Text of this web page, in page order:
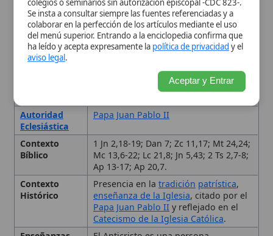
Ap 13-17; Ap 20,7.
Contexto
Histórico
Presencia en latradición patrística ,
enseñanza de la Iglesia, citado por el
Papa Juan Pablo IIy reflejado en el
Catecismo de la Iglesia Católica.
El Anticristo es una persona
individual; actúa como falso Cristo
mediante engaño, magia eidolatría;
hora' y al 'misterio de iniquidad'; la
Iglesiadebe mantenerse vigilante
ante su influencia.
Importancia
Eclesial
Elemento central de laescatología
católica y de la doctrina sobre el
engaño final antes de la segunda
venida de Cristo.
Tipo Término teológico
Significado del Término